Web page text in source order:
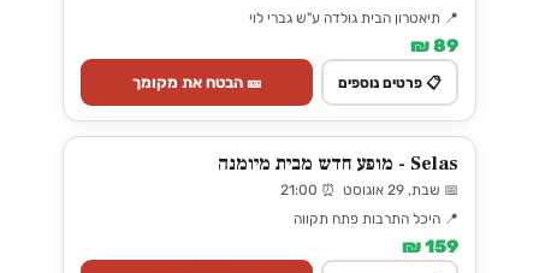
📍 תיאטרון הבית גולדה ע"ש גברי לוי
89 ₪
📋 פרטים נוספים 🎫 הבטח את מקומך
Selas - מופע חדש מבית מיומנה
📅 שבת, 29 אוגוסט ⏰ 21:00
📍 היכל התרבות פתח תקווה
159 ₪